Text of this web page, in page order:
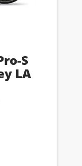
S
LA